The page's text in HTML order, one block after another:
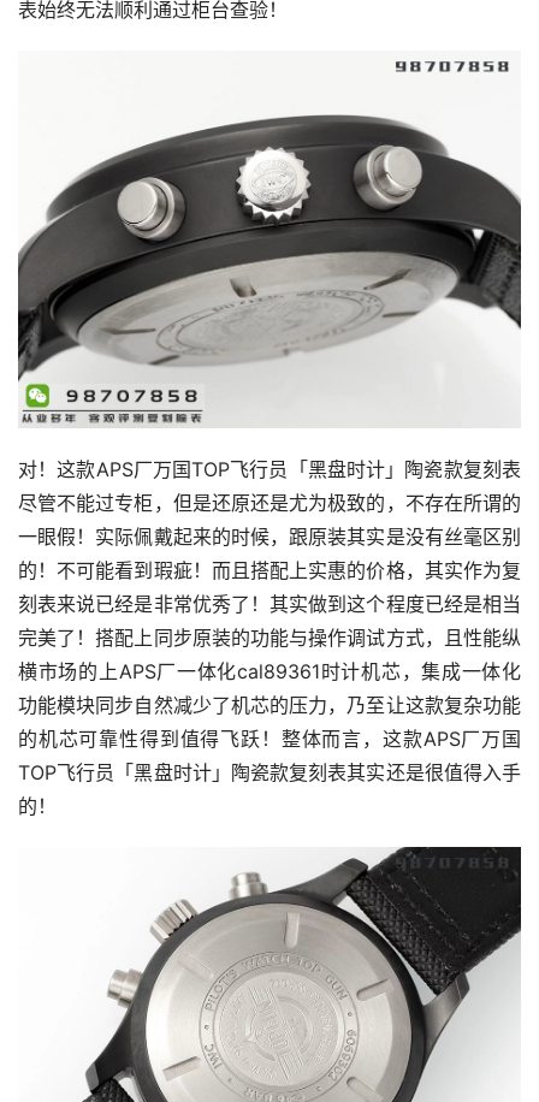
表始终无法顺利通过柜台查验！
对！这款APS厂万国TOP飞行员「黑盘时计」陶瓷款复刻表
尽管不能过专柜，但是还原还是尤为极致的，不存在所谓的
一眼假！实际佩戴起来的时候，跟原装其实是没有丝毫区别
的！不可能看到瑕疵！而且搭配上实惠的价格，其实作为复
刻表来说已经是非常优秀了！其实做到这个程度已经是相当
完美了！搭配上同步原装的功能与操作调试方式，且性能纵
横市场的上APS厂一体化cal89361时计机芯，集成一体化
功能模块同步自然减少了机芯的压力，乃至让这款复杂功能
的机芯可靠性得到值得飞跃！整体而言，这款APS厂万国
TOP飞行员「黑盘时计」陶瓷款复刻表其实还是很值得入手
的！